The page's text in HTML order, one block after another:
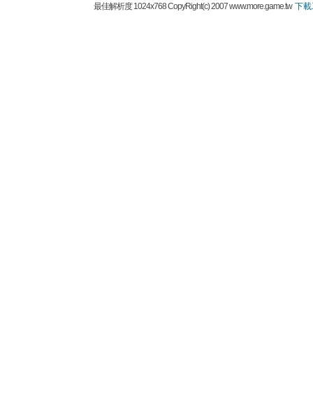
最佳解析度 1024x768 CopyRight(c) 2007 www.more.game.tw 下